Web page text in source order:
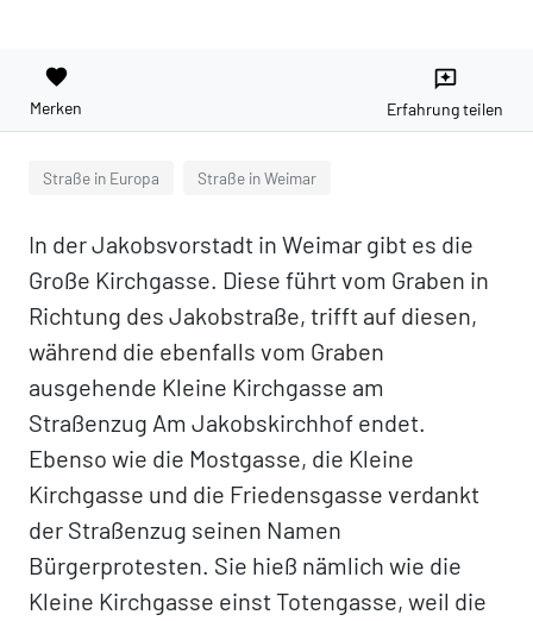
favorite
Merken
reviews
Erfahrung teilen
Straße in Europa Straße in Weimar
In der Jakobsvorstadt in Weimar gibt es die
Große Kirchgasse. Diese führt vom Graben in
Richtung des Jakobstraße, trifft auf diesen,
während die ebenfalls vom Graben
ausgehende Kleine Kirchgasse am
Straßenzug Am Jakobskirchhof endet.
Ebenso wie die Mostgasse, die Kleine
Kirchgasse und die Friedensgasse verdankt
der Straßenzug seinen Namen
Bürgerprotesten. Sie hieß nämlich wie die
Kleine Kirchgasse einst Totengasse, weil die